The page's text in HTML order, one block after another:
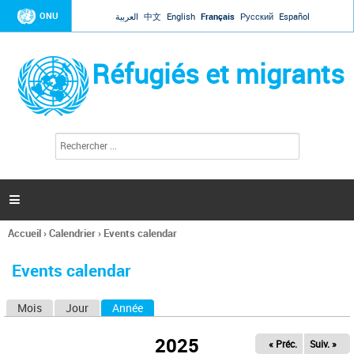
Jump to navigation
ONU العربية 中文 English Français Русский Español
Réfugiés et migrants
l
c
h
e

Vous
ici
Accueil›Calendrier› Events calendar
Events calendar
Mois Jour Année
2025 « Préc. Suiv. »